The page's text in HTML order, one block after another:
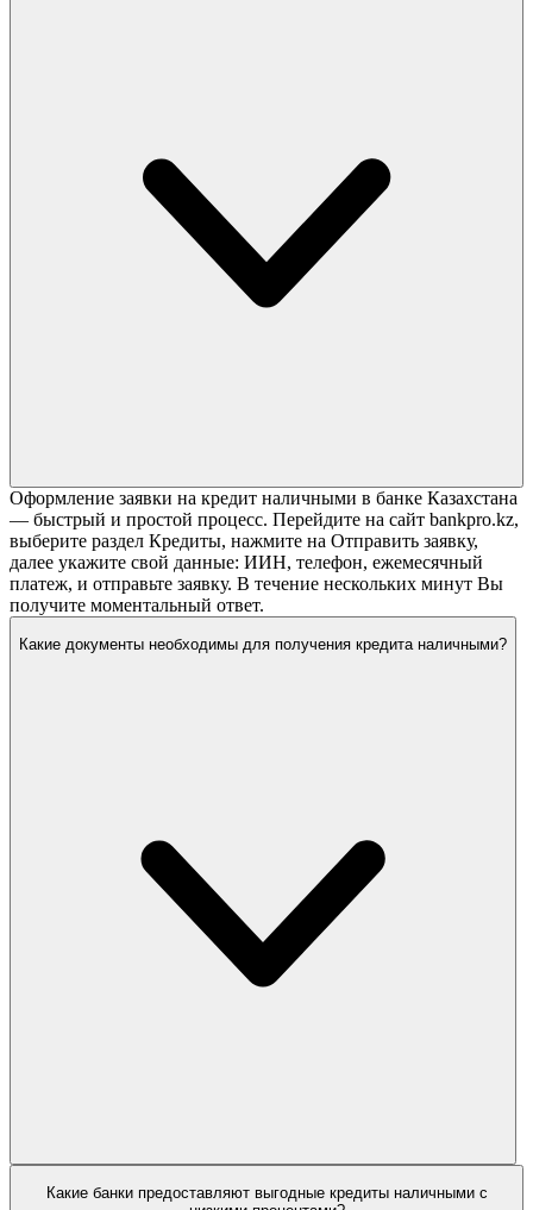
Оформление заявки на кредит наличными в банке Казахстана
— быстрый и простой процесс. Перейдите на сайт bankpro.kz,
выберите раздел Кредиты, нажмите на Отправить заявку,
далее укажите свой данные: ИИН, телефон, ежемесячный
платеж, и отправьте заявку. В течение нескольких минут Вы
получите моментальный ответ.
Какие документы необходимы для получения кредита наличными?
Какие банки предоставляют выгодные кредиты наличными с